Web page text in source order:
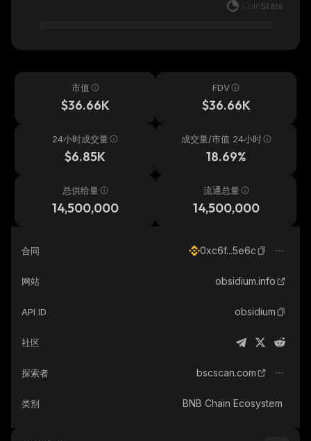
市值
$36.66K
FDV
$36.66K
24小时成交量
$6.85K
成交量/市值 24小时
18.69%
总供给量
14,500,000
流通总量
14,500,000
合同 0xc6f...5e6c
网站 obsidium.info
API ID obsidium
社区
探索者 bscscan.com
类别 BNB Chain Ecosystem